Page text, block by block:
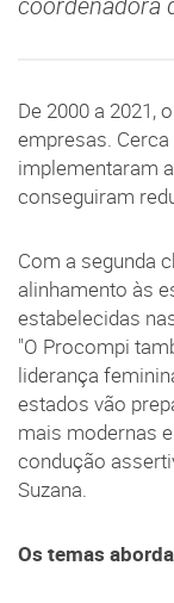
De 2000 a 2021,
empresas.
implementaram
conseguiram
Com a segunda
alinhamento às
estabelecidas
"O Procompi
liderança
estados vão
mais modernas
condução
Suzana.
Os temas